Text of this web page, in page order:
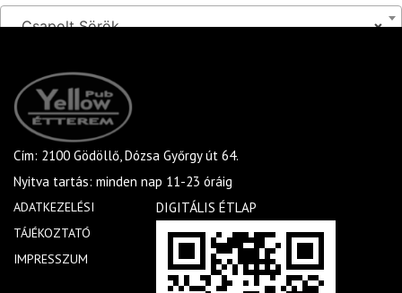
×
Csapolt Sörök
Cím: 2100 Gödöllő, Dózsa Győrgy út 64.
Nyitva tartás: minden nap 11-23 óráig
ADATKEZELÉSI
TÁJÉKOZTATÓ
IMPRESSZUM
DIGITÁLIS ÉTLAP